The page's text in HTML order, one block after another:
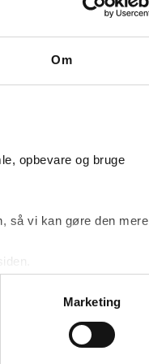
Om
opbevare og bruge
så vi kan gøre den mere
Marketing
bredt
eller ét
fleksibilitet,